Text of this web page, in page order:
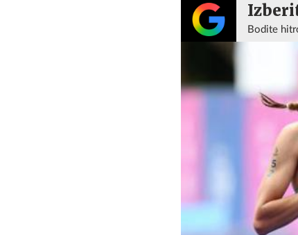
Bodite